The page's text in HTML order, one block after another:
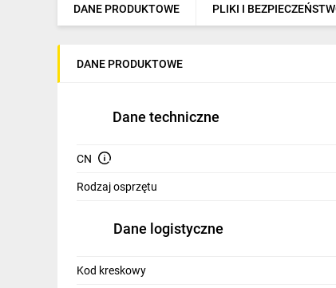
Elektronarzędzia i mierniki
Dom i ogród
Odzież ochronna i BHP
DANE PRODUKTOWE PLIKI I
DANE PRODUKTOWE
Dane techniczne
CN
Rodzaj osprzętu
Dane logistyczne
Kod kreskowy